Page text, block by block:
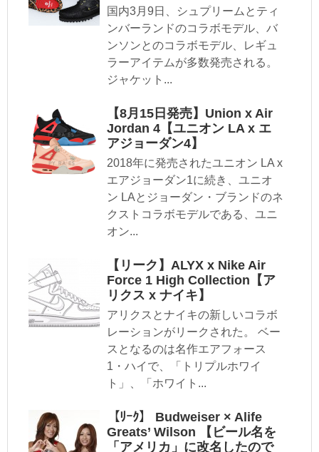
国内3月9日、シュプリームとティ
ンバーランドのコラボモデル、バ
ンソンとのコラボモデル、レギュ
ラーアイテムが多数発売される。
ジャケット...
【8月15日発売】Union x Air
Jordan 4【ユニオン LA x エ
アジョーダン4】
2018年に発売されたユニオン LA x
エアジョーダン1に続き、ユニオ
ン LAとジョーダン・ブランドのネ
クストコラボモデルである、ユニ
オン...
【リーク】ALYX x Nike Air
Force 1 High Collection【ア
リクス x ナイキ】
アリクスとナイキの新しいコラボ
レーションがリークされた。 ベー
スとなるのは名作エアフォース
1・ハイで、「トリプルホワイ
ト」、「ホワイト...
【ﾘｰｸ】 Budweiser × Alife
Greats’ Wilson 【ビール名を
「アメリカ」に改名したので